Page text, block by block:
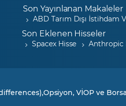
Son Yayınlanan Makaleler
ABD Tarım Dışı İstihdam
Son Eklenen Hisseler
Spacex Hisse Anthropic
VİOP ve